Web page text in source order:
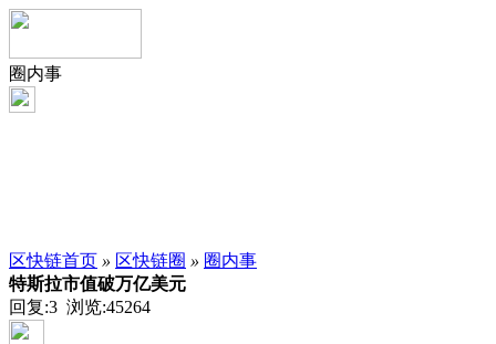
圈内事
区快链首页 » 区快链圈 » 圈内事
特斯拉市值破万亿美元
回复:3 浏览:45264